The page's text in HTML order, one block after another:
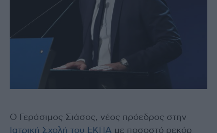
Ο Γεράσιμος Σιάσος, νέος πρόεδρος στην
Ιατρική Σχολή του ΕΚΠΑ με ποσοστό ρεκόρ